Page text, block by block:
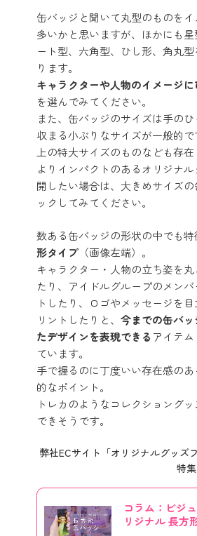
缶バッジと聞いて丸型のものを
多いかと思いますが、ほかにも
ート型、六角型、ひし形、角丸
ります。
キャラクターや人物のイメージ
を選んでみてください。
また、缶バッジのサイズは手の
収まる小ぶりなサイズが一般的
上の特大サイズのものなども存在
よりインパクトのあるオリジナ
開したい場合は、大きめサイズ
ックしてみてください。
数ある缶バッジの形状の中でも
形タイプ（画像左端）。
キャラクター・人物の立ち姿を
たり、アイドルグループのメン
トしたり、ロゴやメッセージを
リントしたりと、 今までの缶バ
たデザインを表現できる アイテ
ています。
手で握るのに丁度いい存在感の
的なポイント。
トレカのようなコレクショング
できそうです。
弊社ECサイト「オリジナルグッズ
特
コラム：ビジ
リジナル 長方